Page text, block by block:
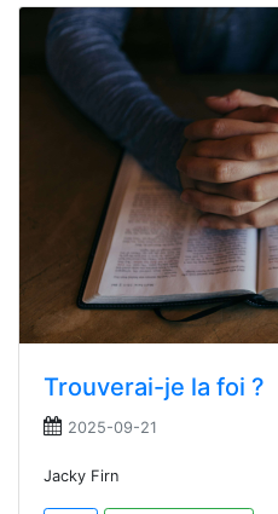
Trouverai-je la foi ?
2025-09-21
Jacky Firn